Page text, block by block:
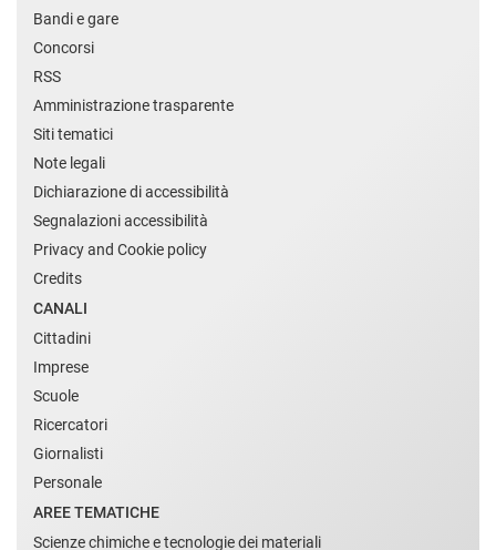
Bandi e gare
Concorsi
RSS
Amministrazione trasparente
Siti tematici
Note legali
Dichiarazione di accessibilità
Segnalazioni accessibilità
Privacy and Cookie policy
Credits
CANALI
Cittadini
Imprese
Scuole
Ricercatori
Giornalisti
Personale
AREE TEMATICHE
Scienze chimiche e tecnologie dei materiali